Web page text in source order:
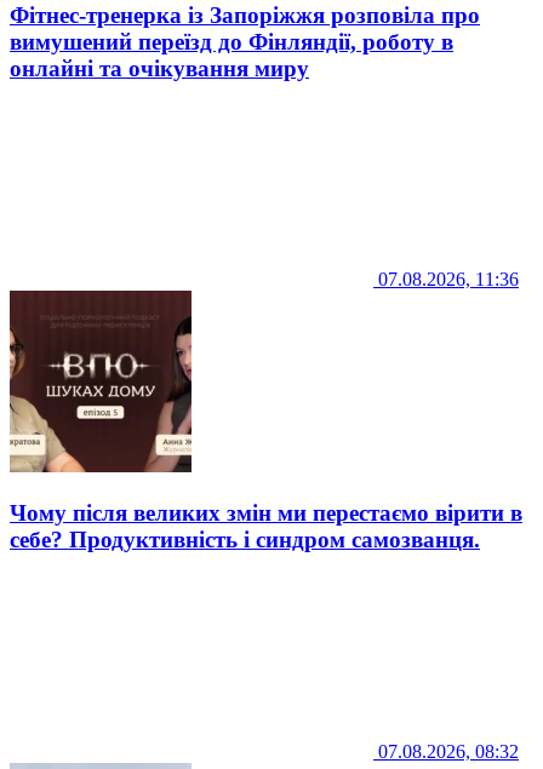
Фітнес-тренерка із Запоріжжя розповіла про
вимушений переїзд до Фінляндії, роботу в
онлайні та очікування миру
07.08.2026, 11:36
Чому після великих змін ми перестаємо вірити в
себе? Продуктивність і синдром самозванця.
07.08.2026, 08:32